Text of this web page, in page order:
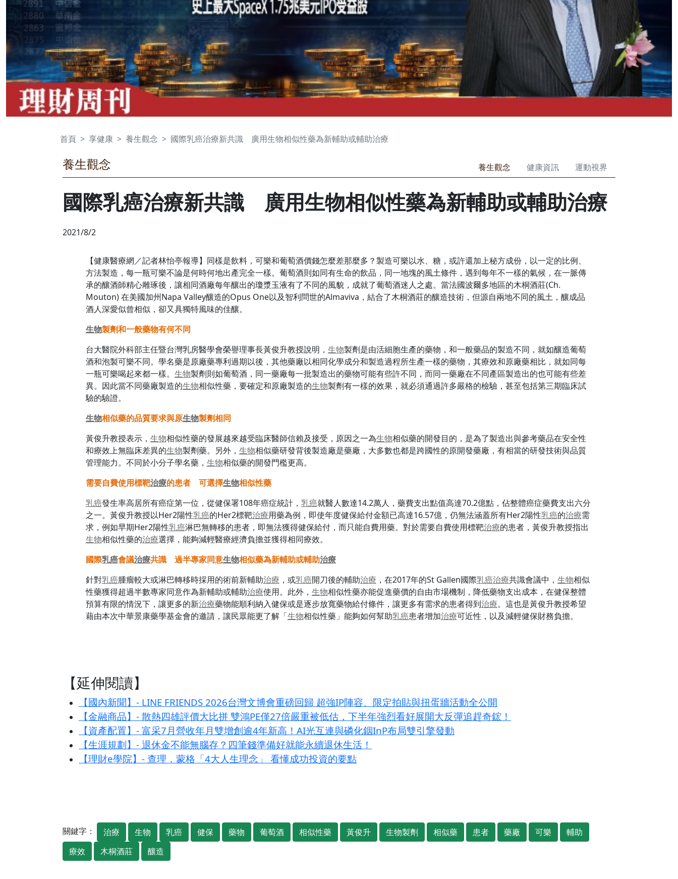
首頁 享健康 養生觀念 國際乳癌治療新共識 廣用生物相似性藥為新輔助或輔助治療
養生觀念 養生觀念 健康資訊 運動視界
國際乳癌治療新共識 廣用生物相似性藥為新輔助或輔助治療
2021/8/2
【健康醫療網／記者林怡亭報導】同樣是飲料，可樂和葡萄酒價錢怎麼差那麼多？製造可樂以水、糖，或許還加上秘方成份，以一定的比例、
方法製造，每一瓶可樂不論是何時何地出產完全一樣。葡萄酒則如同有生命的飲品，同一地塊的風土條件，遇到每年不一樣的氣候，在一脈傳
承的釀酒師精心雕琢後，讓相同酒廠每年釀出的瓊漿玉液有了不同的風貌，成就了葡萄酒迷人之處。當法國波爾多地區的木桐酒莊(Ch.
Mouton) 在美國加州Napa Valley釀造的Opus One以及智利問世的Almaviva，結合了木桐酒莊的釀造技術，但源自兩地不同的風土，釀成品
酒人深愛似曾相似，卻又具獨特風味的佳釀。
生物製劑和一般藥物有何不同
台大醫院外科部主任暨台灣乳房醫學會榮譽理事長黃俊升教授說明， 生物製劑是由活細胞生產的藥物，和一般藥品的製造不同，就如釀造葡萄
酒和泡製可樂不同。學名藥是原廠藥專利過期以後，其他藥廠以相同化學成分和製造過程所生產一樣的藥物，其療效和原廠藥相比，就如同每
一瓶可樂喝起來都一樣。 生物製劑則如葡萄酒，同一藥廠每一批製造出的藥物可能有些許不同，而同一藥廠在不同產區製造出的也可能有些差
異。因此當不同藥廠製造的生物相似性藥，要確定和原廠製造的生物製劑有一樣的效果，就必須通過許多嚴格的檢驗，甚至包括第三期臨床試
驗的驗證。
生物相似藥的品質要求與原生物製劑相同
黃俊升教授表示， 生物相似性藥的發展越來越受臨床醫師信賴及接受，原因之一為生物相似藥的開發目的，是為了製造出與參考藥品在安全性
和療效上無臨床差異的生物製劑藥。另外， 生物相似藥研發背後製造廠是藥廠，大多數也都是跨國性的原開發藥廠，有相當的研發技術與品質
管理能力。不同於小分子學名藥， 生物相似藥的開發門檻更高。
需要自費使用標靶治療的患者 可選擇生物相似性藥
乳癌發生率高居所有癌症第一位，從健保署108年癌症統計， 乳癌就醫人數達14.2萬人，藥費支出點值高達70.2億點，佔整體癌症藥費支出六分
之一。黃俊升教授以Her2陽性乳癌的Her2標靶治療用藥為例，即使年度健保給付金額已高達16.57億，仍無法涵蓋所有Her2陽性乳癌的治療需
求，例如早期Her2陽性乳癌淋巴無轉移的患者，即無法獲得健保給付，而只能自費用藥。對於需要自費使用標靶治療的患者，黃俊升教授指出
生物相似性藥的治療選擇，能夠減輕醫療經濟負擔並獲得相同療效。
國際乳癌會議治療共識 過半專家同意生物相似藥為新輔助或輔助治療
針對乳癌腫瘤較大或淋巴轉移時採用的術前新輔助治療 ，或乳癌開刀後的輔助治療 ，在2017年的St Gallen國際乳癌治療共識會議中， 生物相似
性藥獲得超過半數專家同意作為新輔助或輔助治療使用。此外， 生物相似性藥亦能促進藥價的自由市場機制，降低藥物支出成本，在健保整體
預算有限的情況下，讓更多的新治療藥物能順利納入健保或是逐步放寬藥物給付條件，讓更多有需求的患者得到治療。這也是黃俊升教授希望
藉由本次中華景康藥學基金會的邀請，讓民眾能更了解「生物相似性藥」能夠如何幫助乳癌患者增加治療可近性，以及減輕健保財務負擔。
【延伸閱讀】
【國內新聞】- LINE FRIENDS 2026台灣文博會重磅回歸 超強IP陣容、限定拍貼與扭蛋牆活動全公開
【金融商品】- 散熱四雄評價大比拼 雙鴻PE僅27倍嚴重被低估，下半年強烈看好展開大反彈追趕奇鋐！
【資產配置】- 富采7月營收年月雙增創逾4年新高！AI光互連與磷化銦InP布局雙引擎發動
【生涯規劃】- 退休金不能無腦存？四筆錢準備好就能永續退休生活！
【理財e學院】- 查理．蒙格「4大人生理念」 看懂成功投資的要點
關鍵字： 治療 生物 乳癌 健保 藥物 葡萄酒 相似性藥 黃俊升 生物製劑 相似藥 患者 藥廠 可樂
輔助
療效
木桐酒莊 釀造